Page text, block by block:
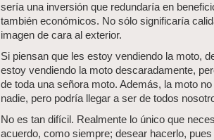
sería una inversión que redundaría en
también económicos. No sólo significaría
imagen de cara al exterior.
Si piensan que les estoy vendiendo la moto,
estoy vendiendo la moto descaradamente,
de toda una señora moto. Además, la moto
nadie, pero podría llegar a ser de todos
No es tan difícil. Realmente lo único que
acuerdo, como siempre; desear hacerlo,